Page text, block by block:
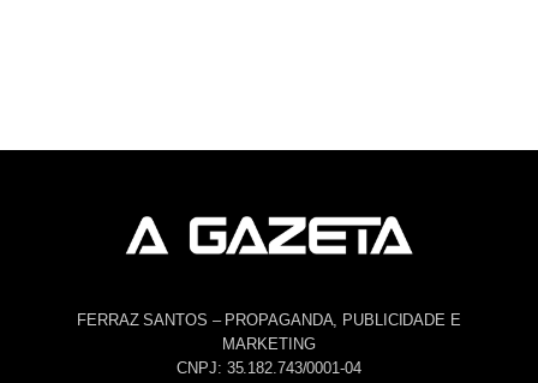
FERRAZ SANTOS – PROPAGANDA, PUBLICIDADE E
MARKETING
CNPJ: 35.182.743/0001-04